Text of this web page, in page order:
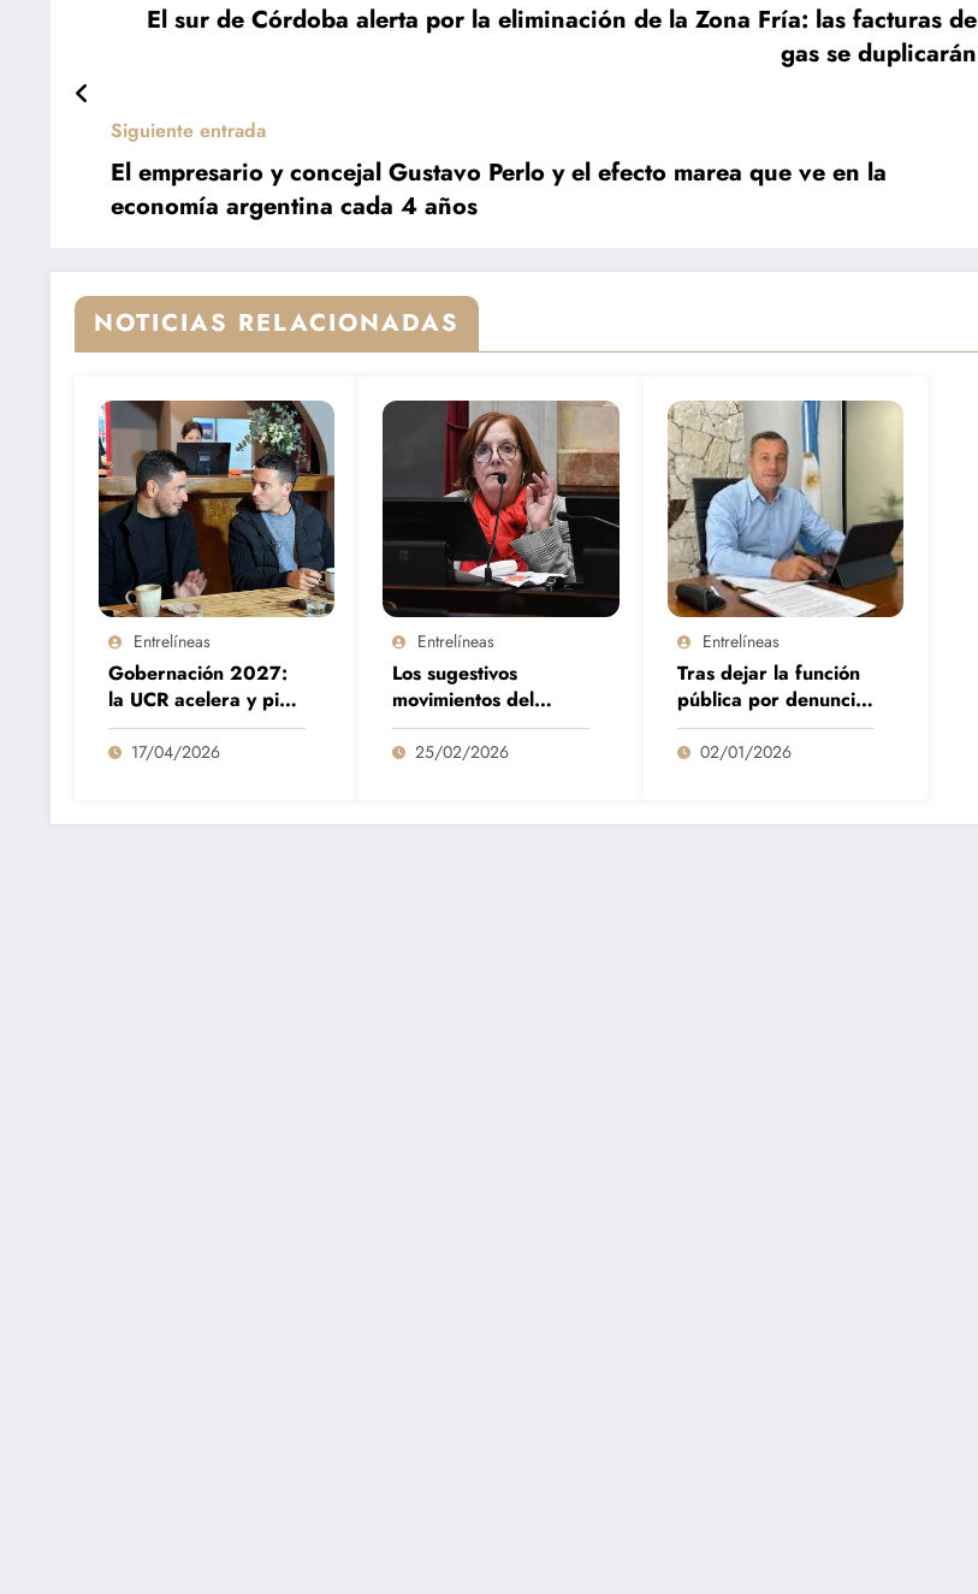
El sur de Córdoba alerta por la eliminación de la Zona Fría: las facturas de
gas se duplicarán
Siguiente entrada
El empresario y concejal Gustavo Perlo y el efecto marea que ve en la
economía argentina cada 4 años
NOTICIAS RELACIONADAS
Entrelíneas
Gobernación 2027:
la UCR acelera y pide
una primaria con LLA,
PRO, Frente Cívico y
17/04/2026
Entrelíneas
Los sugestivos
movimientos del
cordobesismo
25/02/2026
Entrelíneas
Tras dejar la función
pública por denuncias
de acoso, vuelve
Gabriel Bermúdez
02/01/2026